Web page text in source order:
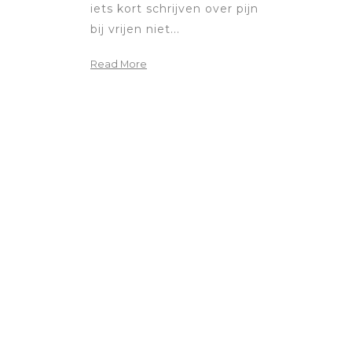
iets kort schrijven over pijn
bij vrijen niet...
Read More